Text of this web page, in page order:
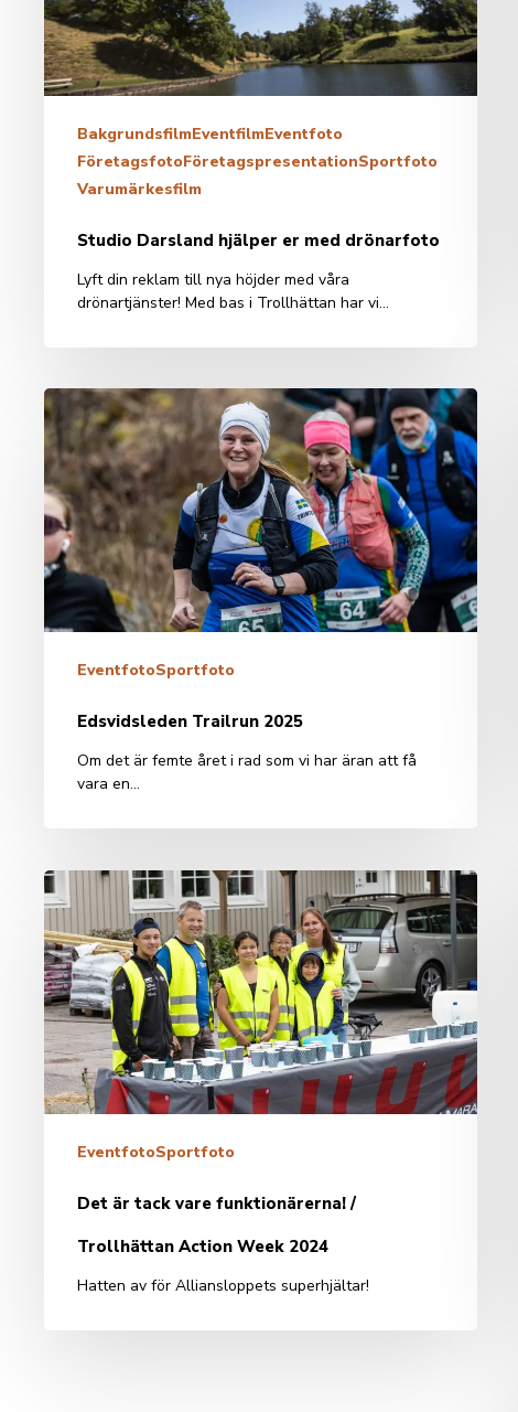
BakgrundsfilmEventfilmEventfoto
FöretagsfotoFöretagspresentationSportfoto
Varumärkesfilm
Studio Darsland hjälper er med drönarfoto
Lyft din reklam till nya höjder med våra
drönartjänster! Med bas i Trollhättan har vi…
Edsvidsleden
Trailrun
2025
EventfotoSportfoto
Edsvidsleden Trailrun 2025
Om det är femte året i rad som vi har äran att få
vara en…
Det
är
tack
vare
funktionärerna!
/
Trollhättan
Action
Week
EventfotoSportfoto
Det är tack vare funktionärerna! /
Trollhättan Action Week 2024
Hatten av för Alliansloppets superhjältar!